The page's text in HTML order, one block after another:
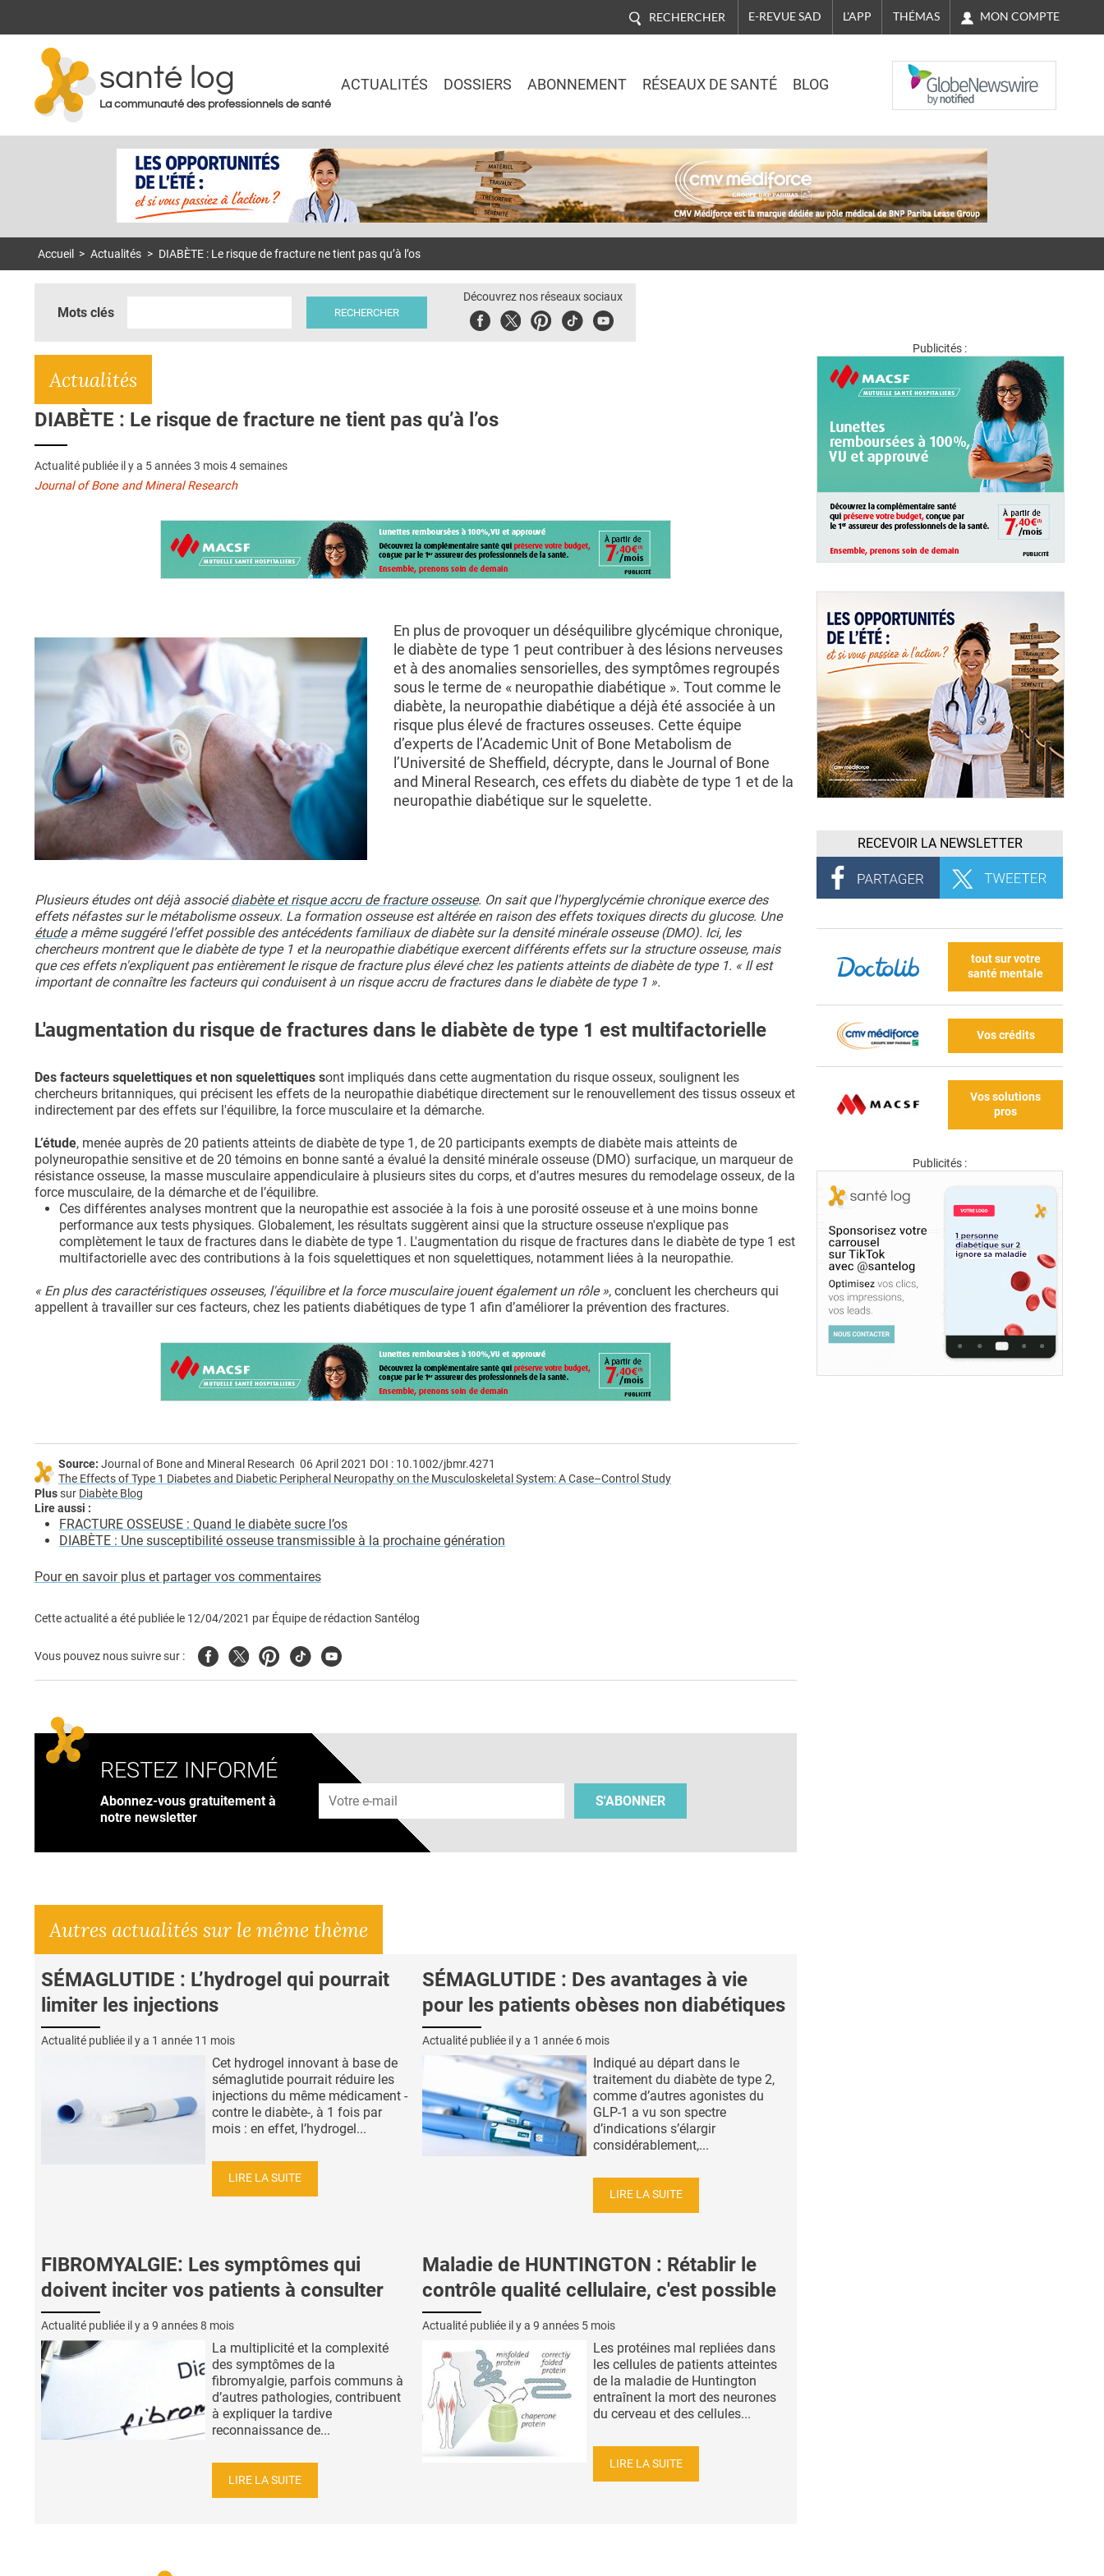
RECHERCHER E-REVUE SAD L'APP THÉMAS MON COMPTE
santé log
La communauté des professionnels de santé
ACTUALITÉS DOSSIERS ABONNEMENT RÉSEAUX DE SANTÉ BLOG
NASDAQ
Accueil > Actualités > DIABÈTE : Le risque de fracture ne tient pas qu’à l’os
Mots clés
Découvrez nos réseaux sociaux
FacebookTwitterPinterest
TiktokYoubute
Actualités
DIABÈTE : Le risque de fracture ne tient pas qu’à l’os
Actualité publiée il y a 5 années 3 mois 4 semaines
Journal of Bone and Mineral Research
En plus de provoquer un déséquilibre glycémique chronique,
le diabète de type 1 peut contribuer à des lésions nerveuses
et à des anomalies sensorielles, des symptômes regroupés
sous le terme de « neuropathie diabétique ». Tout comme le
diabète, la neuropathie diabétique a déjà été associée à un
risque plus élevé de fractures osseuses. Cette équipe
d’experts de l’Academic Unit of Bone Metabolism de
l’Université de Sheffield, décrypte, dans le Journal of Bone
and Mineral Research, ces effets du diabète de type 1 et de la
neuropathie diabétique sur le squelette.
Plusieurs études ont déjà associédiabète et risque accru de fracture osseuse. On sait que l'hyperglycémie chronique exerce des
effets néfastes sur le métabolisme osseux. La formation osseuse est altérée en raison des effets toxiques directs du glucose. Une
étudea même suggéré l’effet possible des antécédents familiaux de diabète sur la densité minérale osseuse (DMO). Ici, les
chercheurs montrent que le diabète de type 1 et la neuropathie diabétique exercent différents effets sur la structure osseuse, mais
que ces effets n'expliquent pas entièrement le risque de fracture plus élevé chez les patients atteints de diabète de type 1. « Il est
important de connaître les facteurs qui conduisent à un risque accru de fractures dans le diabète de type 1 ».
L'augmentation du risque de fractures dans le diabète de type 1 est multifactorielle
Des facteurs squelettiques et non squelettiques sont impliqués dans cette augmentation du risque osseux, soulignent les
chercheurs britanniques, qui précisent les effets de la neuropathie diabétique directement sur le renouvellement des tissus osseux et
indirectement par des effets sur l'équilibre, la force musculaire et la démarche.
L’étude, menée auprès de 20 patients atteints de diabète de type 1, de 20 participants exempts de diabète mais atteints de
polyneuropathie sensitive et de 20 témoins en bonne santé a évalué la densité minérale osseuse (DMO) surfacique, un marqueur de
résistance osseuse, la masse musculaire appendiculaire à plusieurs sites du corps, et d’autres mesures du remodelage osseux, de la
force musculaire, de la démarche et de l’équilibre.
Ces différentes analyses montrent que la neuropathie est associée à la fois à une porosité osseuse et à une moins bonne
performance aux tests physiques. Globalement, les résultats suggèrent ainsi que la structure osseuse n'explique pas
complètement le taux de fractures dans le diabète de type 1. L'augmentation du risque de fractures dans le diabète de type 1 est
multifactorielle avec des contributions à la fois squelettiques et non squelettiques, notamment liées à la neuropathie.
« En plus des caractéristiques osseuses, l'équilibre et la force musculaire jouent également un rôle », concluent les chercheurs qui
appellent à travailler sur ces facteurs, chez les patients diabétiques de type 1 afin d’améliorer la prévention des fractures.
Source: Journal of Bone and Mineral Research 06 April 2021 DOI : 10.1002/jbmr.4271
The Effects of Type 1 Diabetes and Diabetic Peripheral Neuropathy on the Musculoskeletal System: A Case–Control Study
Plussur Diabète Blog
Lire aussi :
FRACTURE OSSEUSE : Quand le diabète sucre l’os
DIABÈTE : Une susceptibilité osseuse transmissible à la prochaine génération
Pour en savoir plus et partager vos commentaires
Cette actualité a été publiée le 12/04/2021 par Équipe de rédaction Santélog
Vous pouvez nous suivre sur : FacebookTwitterPinterest
TiktokYoutube
RESTEZ INFORMÉ
Abonnez-vous gratuitement à
notre newsletter
Adresse e-mail
S'ABONNER
Autres actualités sur le même thème
SÉMAGLUTIDE : L’hydrogel qui pourrait
limiter les injections
Actualité publiée il y a 1 année 11 mois
Cet hydrogel innovant à base de
sémaglutide pourrait réduire les
injections du même médicament -
contre le diabète-, à 1 fois par
mois : en effet, l’hydrogel...
LIRE LA SUITE
SÉMAGLUTIDE : Des avantages à vie
pour les patients obèses non diabétiques
Actualité publiée il y a 1 année 6 mois
Indiqué au départ dans le
traitement du diabète de type 2,
comme d’autres agonistes du
GLP-1 a vu son spectre
d’indications s’élargir
considérablement,...
LIRE LA SUITE
FIBROMYALGIE: Les symptômes qui
doivent inciter vos patients à consulter
Actualité publiée il y a 9 années 8 mois
La multiplicité et la complexité
des symptômes de la
fibromyalgie, parfois communs à
d’autres pathologies, contribuent
à expliquer la tardive
reconnaissance de...
LIRE LA SUITE
Maladie de HUNTINGTON : Rétablir le
contrôle qualité cellulaire, c'est possible
Actualité publiée il y a 9 années 5 mois
Les protéines mal repliées dans
les cellules de patients atteintes
de la maladie de Huntington
entraînent la mort des neurones
du cerveau et des cellules...
LIRE LA SUITE
Publicités :
RECEVOIR LA NEWSLETTER
tout sur votre
santé mentale
Vos crédits
Vos solutions
pros
Publicités :